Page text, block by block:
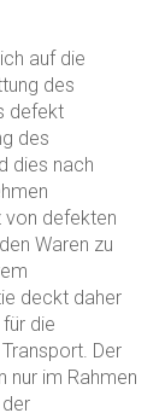
auf die
des
defekt
des
dies nach
von defekten
Waren zu
deckt daher
die
Der
nur im Rahmen